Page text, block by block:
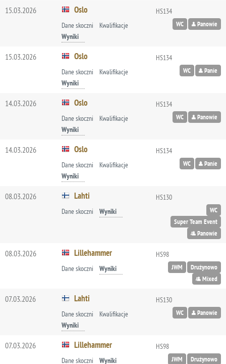
15.03.2026 Oslo
Dane skoczni
Kwalifikacje
Wyniki
HS134
WC Panowie
15.03.2026 Oslo
Dane skoczni
Kwalifikacje
Wyniki
HS134
WC Panie
14.03.2026 Oslo
Dane skoczni
Kwalifikacje
Wyniki
HS134
WC Panowie
14.03.2026 Oslo
Dane skoczni
Kwalifikacje
Wyniki
HS134
WC Panie
08.03.2026 Lahti
Dane skoczni Wyniki
HS130
WC
Super Team Event
Panowie
08.03.2026 Lillehammer
Dane skoczni Wyniki
HS98
JWM
Drużynowo
Mixed
07.03.2026 Lahti
Dane skoczni
Kwalifikacje
Wyniki
HS130
WC Panowie
07.03.2026 Lillehammer
Dane skoczni Wyniki
HS98
JWM Drużynowo